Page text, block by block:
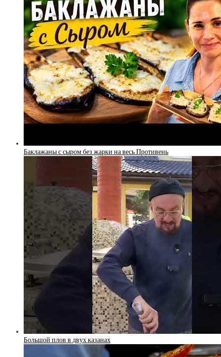
Баклажаны с сыром без жарки на весь Противень
Большой плов в двух казанах